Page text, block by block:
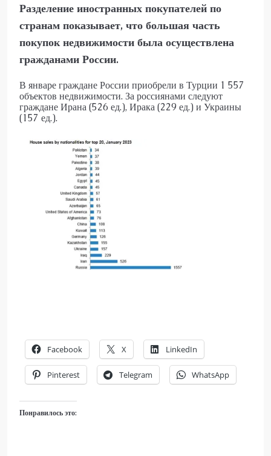
Разделение иностранных покупателей по
странам показывает, что большая часть
покупок недвижимости была осуществлена
гражданами России.
В январе граждане России приобрели в Турции 1 557
объектов недвижимости. За россиянами следуют
граждане Ирана (526 ед.), Ирака (229 ед.) и Украины
(157 ед.).
Facebook X LinkedIn
Pinterest Telegram WhatsApp
Понравилось это: